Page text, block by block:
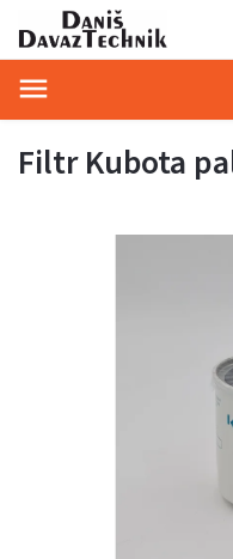
Filtr Kubota